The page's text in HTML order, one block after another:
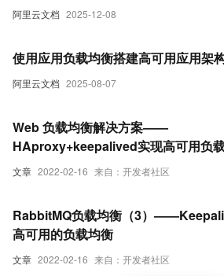
阿里云文档 2025-12-08
阿里云文档 2025-08-07
使用应用负载均衡搭建高可用应用架
文章 2022-02-16 来自：开发者社区
Web 负载均衡解决方案——
HAproxy+keepalived实现高可用负
衡
文章 2022-02-16 来自：开发者社区
RabbitMQ负载均衡（3）
高可用的负载均衡